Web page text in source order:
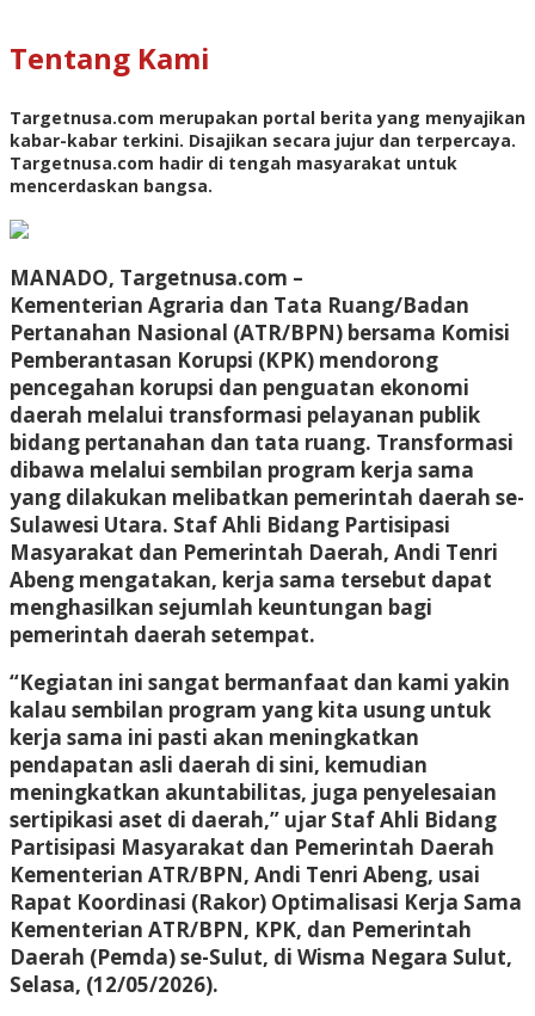
Tentang Kami
Targetnusa.com merupakan portal berita yang menyajikan
kabar-kabar terkini. Disajikan secara jujur dan terpercaya.
Targetnusa.com hadir di tengah masyarakat untuk
mencerdaskan bangsa.
MANADO, Targetnusa.com –
Kementerian Agraria dan Tata Ruang/Badan
Pertanahan Nasional (ATR/BPN) bersama Komisi
Pemberantasan Korupsi (KPK) mendorong
pencegahan korupsi dan penguatan ekonomi
daerah melalui transformasi pelayanan publik
bidang pertanahan dan tata ruang. Transformasi
dibawa melalui sembilan program kerja sama
yang dilakukan melibatkan pemerintah daerah se-
Sulawesi Utara. Staf Ahli Bidang Partisipasi
Masyarakat dan Pemerintah Daerah, Andi Tenri
Abeng mengatakan, kerja sama tersebut dapat
menghasilkan sejumlah keuntungan bagi
pemerintah daerah setempat.
“Kegiatan ini sangat bermanfaat dan kami yakin
kalau sembilan program yang kita usung untuk
kerja sama ini pasti akan meningkatkan
pendapatan asli daerah di sini, kemudian
meningkatkan akuntabilitas, juga penyelesaian
sertipikasi aset di daerah,” ujar Staf Ahli Bidang
Partisipasi Masyarakat dan Pemerintah Daerah
Kementerian ATR/BPN, Andi Tenri Abeng, usai
Rapat Koordinasi (Rakor) Optimalisasi Kerja Sama
Kementerian ATR/BPN, KPK, dan Pemerintah
Daerah (Pemda) se-Sulut, di Wisma Negara Sulut,
Selasa, (12/05/2026).